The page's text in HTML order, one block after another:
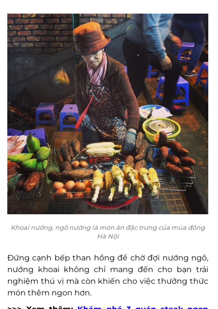
Khoai nướng, ngô nướng là món ăn đặc trưng của mùa đông
Hà Nội
Đứng cạnh bếp than hồng để chờ đợi nướng ngô,
nướng khoai không chỉ mang đến cho bạn trải
nghiệm thú vị mà còn khiến cho việc thưởng thức
món thêm ngon hơn.